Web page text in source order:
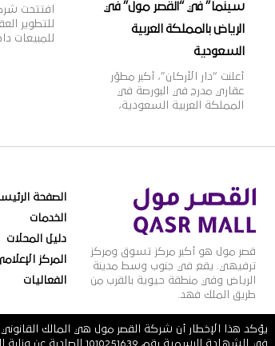
سينما” في “القصر مول” في
الرياض بالمملكة العربية
السعودية
أعلنت “دار الأركان”، أكبر مطوّر
عقاري مدرج في البورصة في
المملكة العربية السعودية،
الشركة الرائدة في مجال تطوير
والترفيه على مستوى منطقة
الشرق الأوسط وأفريقيا
وآسيا، وذلك لافتتاح مجمّع
دور عرض “ڤوكس سينما” في
المملكة العربية السعودية.
وقد تمّ توقيع […]
افتتحت
للتطوير
للمبيعات
المملكة
قصر مول هو أكبر مركز تسوق ومركز
ترفيهي. يقع في جنوب وسط مدينة
الرياض وفي منطقة حيوية بالقرب من
طريق الملك فهد.
الصفحة
الخدمات
دليل المحلات
المركز
الفعاليات
يؤكد هذا الإخطار أن شركة القصر مول هي المالك